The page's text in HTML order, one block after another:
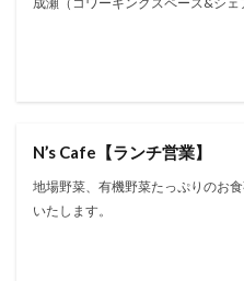
N’s Cafe【ランチ営業】
地場野菜、有機野菜たっぷりのお
いたします。